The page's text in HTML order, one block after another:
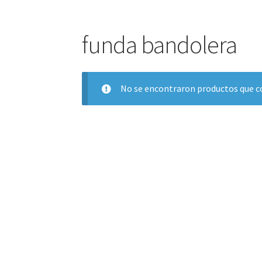
funda bandolera
No se encontraron productos que